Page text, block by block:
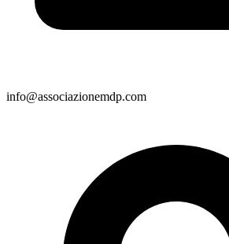
info@associazionemdp.com